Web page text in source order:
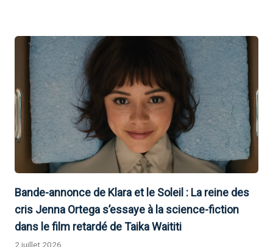
Bande-annonce de Klara et le Soleil : La reine des
cris Jenna Ortega s’essaye à la science-fiction
dans le film retardé de Taika Waititi
2 juillet 2026